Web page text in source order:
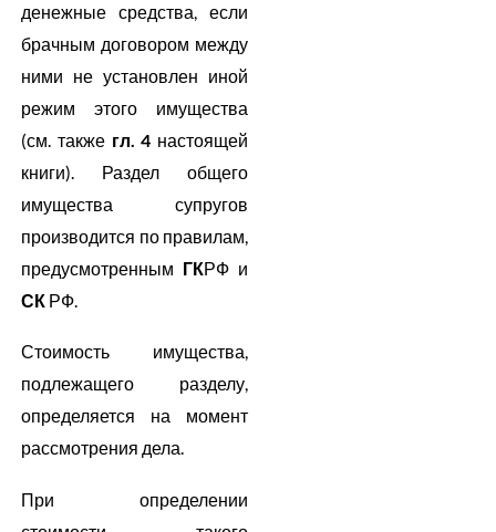
денежные средства, если
брачным договором между
ними не установлен иной
режим этого имущества
(см. также гл. 4 настоящей
книги). Раздел общего
имущества супругов
производится по правилам,
предусмотренным ГКРФ и
СК РФ.
Стоимость имущества,
подлежащего разделу,
определяется на момент
рассмотрения дела.
При определении